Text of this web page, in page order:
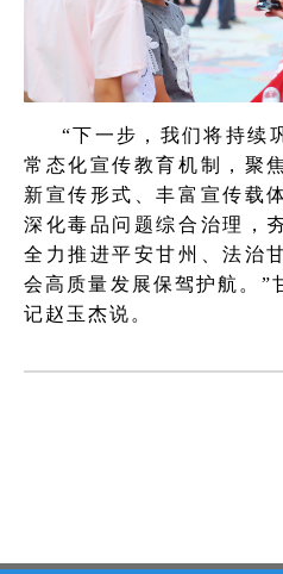
“下一步，我们将持续
常态化宣传教育机制，聚
新宣传形式、丰富宣传载
深化毒品问题综合治理，
全力推进平安甘州、法治
会高质量发展保驾护航。”
记赵玉杰说。